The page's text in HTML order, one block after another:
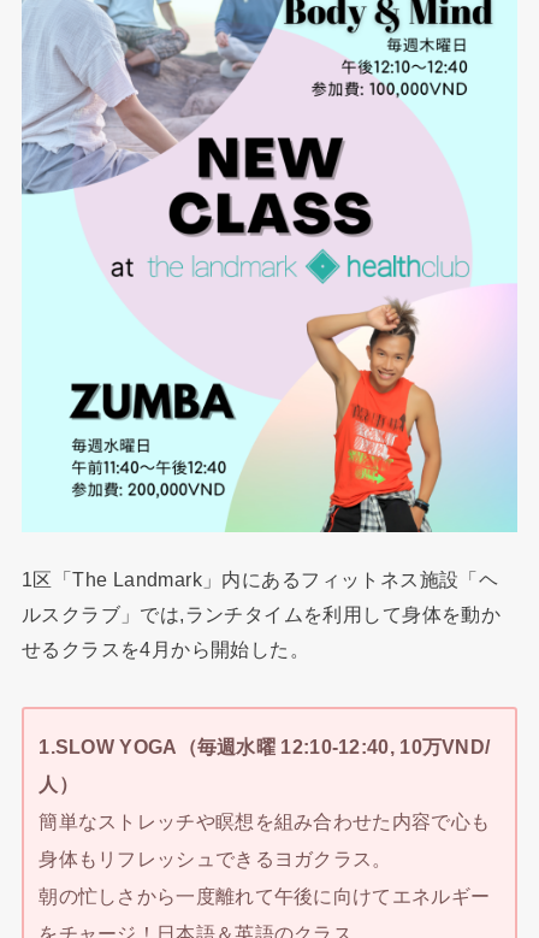
1区「The Landmark」内にあるフィットネス施設「ヘ
ルスクラブ」では,ランチタイムを利用して身体を動か
せるクラスを4月から開始した。
1.SLOW YOGA（毎週水曜 12:10-12:40, 10万VND/
人）
簡単なストレッチや瞑想を組み合わせた内容で心も
身体もリフレッシュできるヨガクラス。
朝の忙しさから一度離れて午後に向けてエネルギー